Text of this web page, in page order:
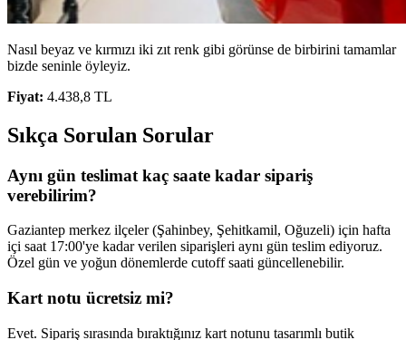
Nasıl beyaz ve kırmızı iki zıt renk gibi görünse de birbirini tamamlar
bizde seninle öyleyiz.
Fiyat: 4.438,8 TL
Sıkça Sorulan Sorular
Aynı gün teslimat kaç saate kadar sipariş
verebilirim?
Gaziantep merkez ilçeler (Şahinbey, Şehitkamil, Oğuzeli) için hafta
içi saat 17:00'ye kadar verilen siparişleri aynı gün teslim ediyoruz.
Özel gün ve yoğun dönemlerde cutoff saati güncellenebilir.
Kart notu ücretsiz mi?
Evet. Sipariş sırasında bıraktığınız kart notunu tasarımlı butik